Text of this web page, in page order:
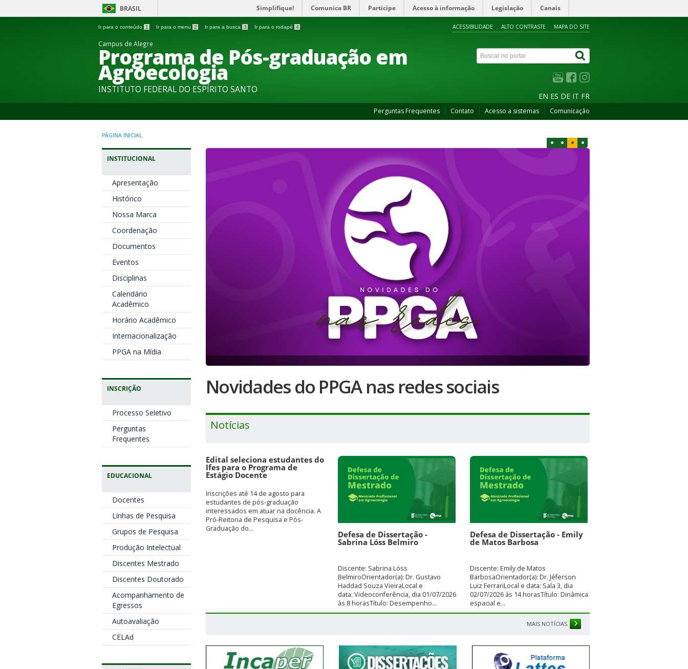
BRASIL Simplifique! Comunica BR Participe Acesso à informação Legislação Canais
Ir para o conteúdo 1 Ir para o menu 2 Ir para a busca 3 Ir para o rodapé 4 ACESSIBILIDADE ALTO CONTRASTE MAPA DO SITE
Campus de Alegre
Programa de Pós-graduação em
Agroecologia
INSTITUTO FEDERAL DO ESPÍRITO SANTO
EN ES DE IT FR
Perguntas Frequentes Contato Acesso a sistemas Comunicação
PÁGINA INICIAL
INSTITUCIONAL
Apresentação
Histórico
Nossa Marca
Coordenação
Documentos
Eventos
Disciplinas
Calendário
Acadêmico
Horário Acadêmico
Internacionalização
PPGA na Mídia
INSCRIÇÃO
Processo Seletivo
Perguntas
Frequentes
EDUCACIONAL
Docentes
Linhas de Pesquisa
Grupos de Pesquisa
Produção Intelectual
Discentes Mestrado
Discentes Doutorado
Acompanhamento de
Egressos
Autoavaliação
CELAd
Novidades do PPGA nas redes sociais
Notícias
Edital seleciona estudantes do
Ifes para o Programa de
Estágio Docente
Inscrições até 14 de agosto para
estudantes de pós-graduação
interessados em atuar na docência. A
Pró-Reitoria de Pesquisa e Pós-
Graduação do...
Defesa de Dissertação -
Sabrina Lóss Belmiro
Discente: Sabrina Lóss
BelmiroOrientador(a): Dr. Gustavo
Haddad Souza VieiraLocal e
data: Videoconferência, dia 01/07/2026
às 8 horasTítulo: Desempenho...
Defesa de Dissertação - Emily
de Matos Barbosa
Discente: Emily de Matos
BarbosaOrientador(a): Dr. Jéferson
Luiz FerrariLocal e data: Sala 3, dia
02/07/2026 às 14 horasTítulo: Dinâmica
espacial e...
MAIS NOTÍCIAS